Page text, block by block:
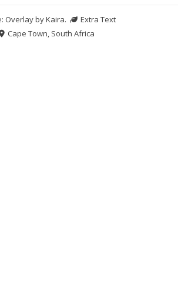
Overlay byKaira.
Extra Text
Cape Town, South Africa